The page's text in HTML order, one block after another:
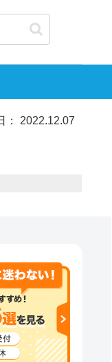
： 2022.12.07